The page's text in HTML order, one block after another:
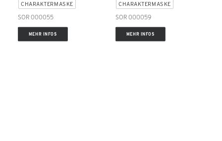
CHARAKTERMASKE
SOR 000055
MEHR INFOS
CHARAKTERMASKE
SOR 000059
MEHR INFOS